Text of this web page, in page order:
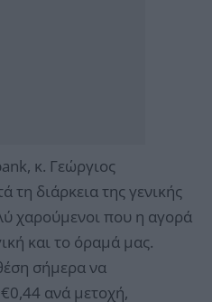
κ. Γεώργιος
τη διάρκεια της γενικής
χαρούμενοι που η αγορά
και το όραμά μας.
σήμερα να
ανά μετοχή,